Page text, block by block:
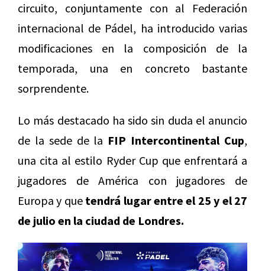
circuito, conjuntamente con al Federación
internacional de Pádel, ha introducido varias
modificaciones en la composición de la
temporada, una en concreto bastante
sorprendente.
Lo más destacado ha sido sin duda el anuncio
de la sede de la FIP Intercontinental Cup,
una cita al estilo Ryder Cup que enfrentará a
jugadores de América con jugadores de
Europa y que tendrá lugar entre el 25 y el 27
de julio en la ciudad de Londres.